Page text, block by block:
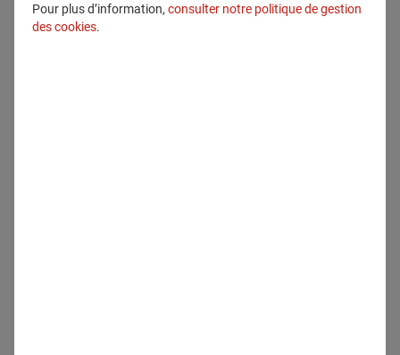
Qualité de l’air, pollens et santé :
Generali met à l’honneur deux acteurs
Pour plus d’information, consulter notre politique de gestion
des cookies.